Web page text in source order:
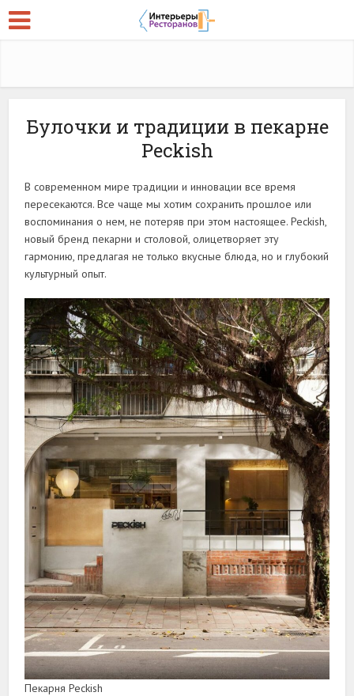
Булочки и традиции в пекарне
Peckish
В современном мире традиции и инновации все время
пересекаются. Все чаще мы хотим сохранить прошлое или
воспоминания о нем, не потеряв при этом настоящее. Peckish,
новый бренд пекарни и столовой, олицетворяет эту
гармонию, предлагая не только вкусные блюда, но и глубокий
культурный опыт.
Пекарня Peckish